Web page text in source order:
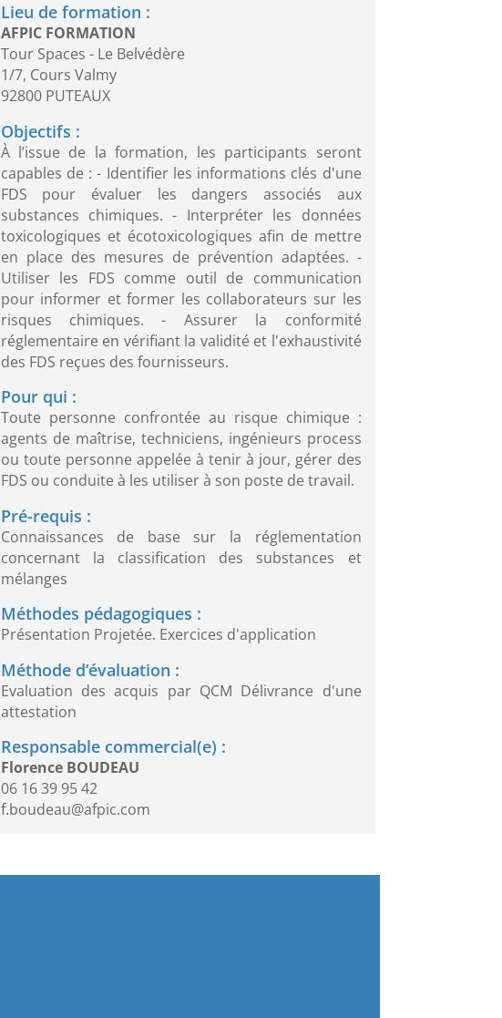
Lieu de formation :
AFPIC FORMATION
Tour Spaces - Le Belvédère
1/7, Cours Valmy
92800 PUTEAUX
Objectifs :
À l’issue de la formation, les participants seront
capables de : - Identifier les informations clés d'une
FDS pour évaluer les dangers associés aux
substances chimiques. - Interpréter les données
toxicologiques et écotoxicologiques afin de mettre
en place des mesures de prévention adaptées. -
Utiliser les FDS comme outil de communication
pour informer et former les collaborateurs sur les
risques chimiques. - Assurer la conformité
réglementaire en vérifiant la validité et l'exhaustivité
des FDS reçues des fournisseurs.
Pour qui :
Toute personne confrontée au risque chimique :
agents de maîtrise, techniciens, ingénieurs process
ou toute personne appelée à tenir à jour, gérer des
FDS ou conduite à les utiliser à son poste de travail.
Pré-requis :
Connaissances de base sur la réglementation
concernant la classification des substances et
mélanges
Méthodes pédagogiques :
Présentation Projetée. Exercices d'application
Méthode d’évaluation :
Evaluation des acquis par QCM Délivrance d'une
attestation
Responsable commercial(e) :
Florence BOUDEAU
06 16 39 95 42
f.boudeau@afpic.com